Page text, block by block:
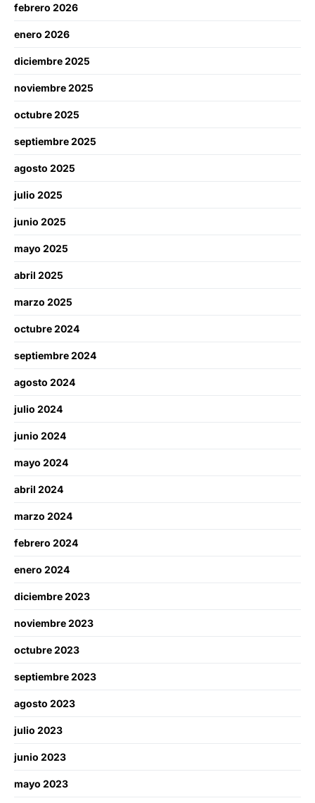
febrero 2026
enero 2026
diciembre 2025
noviembre 2025
octubre 2025
septiembre 2025
agosto 2025
julio 2025
junio 2025
mayo 2025
abril 2025
marzo 2025
octubre 2024
septiembre 2024
agosto 2024
julio 2024
junio 2024
mayo 2024
abril 2024
marzo 2024
febrero 2024
enero 2024
diciembre 2023
noviembre 2023
octubre 2023
septiembre 2023
agosto 2023
julio 2023
junio 2023
mayo 2023